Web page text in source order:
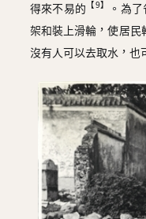
得來不易的
【9】
。為
架和裝上滑輪，使居民
沒有人可以去取水，也